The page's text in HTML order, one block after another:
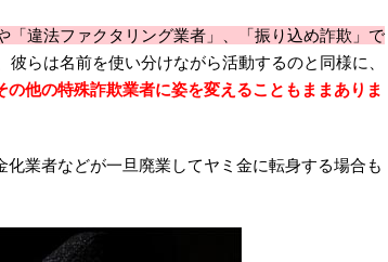
「違法ファクタリング業者」、「振り込め詐欺」で
彼らは名前を使い分けながら活動するのと同様に、
の他の特殊詐欺業者に姿を変えることもままありま
業者などが一旦廃業してヤミ金に転身する場合も